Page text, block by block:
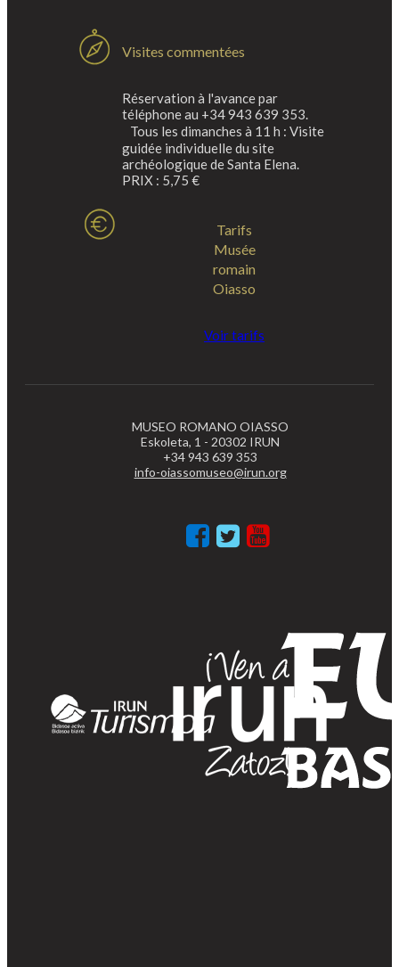
Visites commentées
Réservation à l'avance par
téléphone au +34 943 639 353.
Tous les dimanches à 11 h : Visite
guidée individuelle du site
archéologique de Santa Elena.
PRIX : 5,75 €
Tarifs
Musée
romain
Oiasso
Voir tarifs
MUSEO ROMANO OIASSO
Eskoleta, 1 - 20302 IRUN
+34 943 639 353
info-oiassomuseo@irun.org